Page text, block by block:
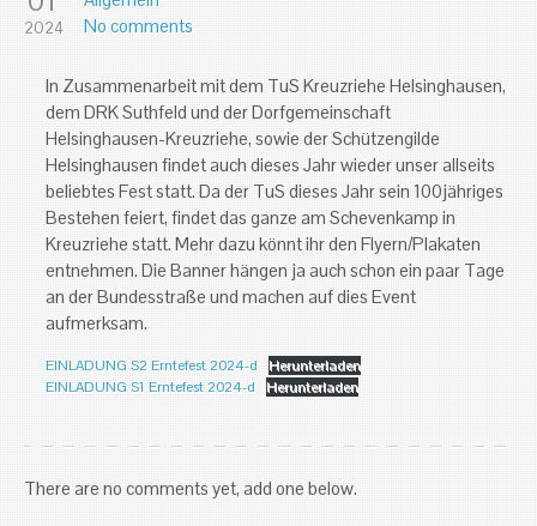
2024
No comments
In Zusammenarbeit mit dem TuS Kreuzriehe Helsinghausen,
dem DRK Suthfeld und der Dorfgemeinschaft
Helsinghausen-Kreuzriehe, sowie der Schützengilde
Helsinghausen findet auch dieses Jahr wieder unser allseits
beliebtes Fest statt. Da der TuS dieses Jahr sein 100jähriges
Bestehen feiert, findet das ganze am Schevenkamp in
Kreuzriehe statt. Mehr dazu könnt ihr den Flyern/Plakaten
entnehmen. Die Banner hängen ja auch schon ein paar Tage
an der Bundesstraße und machen auf dies Event
aufmerksam.
EINLADUNG S2 Erntefest 2024-d
Herunterladen
EINLADUNG S1 Erntefest 2024-d
Herunterladen
There are no comments yet, add one below.